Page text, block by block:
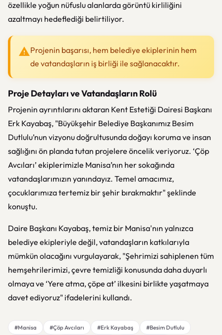
özellikle yoğun nüfuslu alanlarda görüntü kirliliğini
azaltmayı hedeflediği belirtiliyor.
Projenin başarısı, hem belediye ekiplerinin hem
de vatandaşların iş birliği ile sağlanacaktır.
Proje Detayları ve Vatandaşların Rolü
Projenin ayrıntılarını aktaran Kent Estetiği Dairesi Başkanı
Erk Kayabaş, "Büyükşehir Belediye Başkanımız Besim
Dutlulu’nun vizyonu doğrultusunda doğayı koruma ve insan
sağlığını ön planda tutan projelere öncelik veriyoruz. ‘Çöp
Avcıları’ ekiplerimizle Manisa’nın her sokağında
vatandaşlarımızın yanındayız. Temel amacımız,
çocuklarımıza tertemiz bir şehir bırakmaktır" şeklinde
konuştu.
Daire Başkanı Kayabaş, temiz bir Manisa'nın yalnızca
belediye ekipleriyle değil, vatandaşların katkılarıyla
mümkün olacağını vurgulayarak, "Şehrimizi sahiplenen tüm
hemşehrilerimizi, çevre temizliği konusunda daha duyarlı
olmaya ve ‘Yere atma, çöpe at’ ilkesini birlikte yaşatmaya
davet ediyoruz" ifadelerini kullandı.
#Manisa #Çöp Avcıları #Erk Kayabaş
#Besim Dutlulu